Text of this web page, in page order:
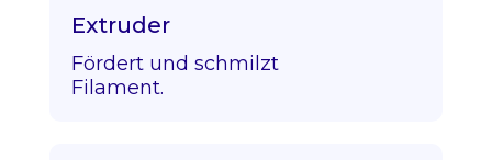
Extruder
Fördert und schmilzt
Filament.